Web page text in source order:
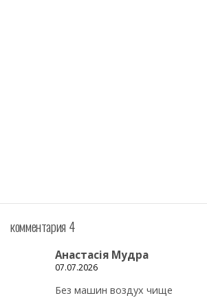
комментария 4
Анастасія Мудра
07.07.2026
Без машин воздух чище